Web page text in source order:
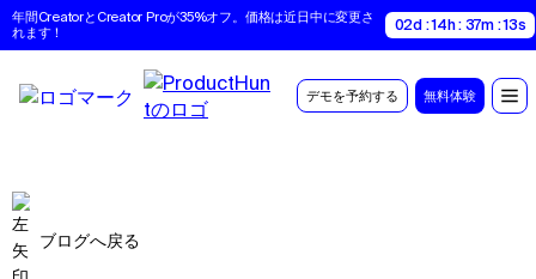
年間CreatorとCreator Proが35%オフ。価格は近日中に変更さ
れます！
02d : 14h : 37m : 12s
デモを予約する 無料体験
ブログへ戻る